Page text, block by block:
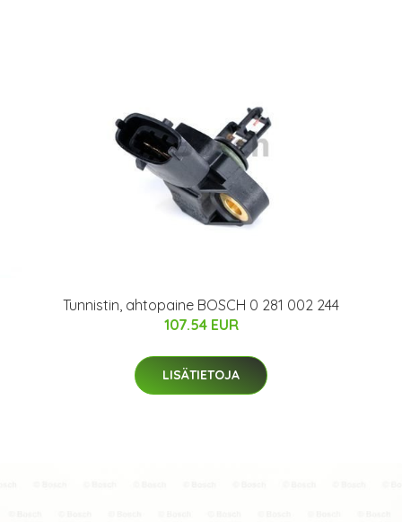
Tunnistin, ahtopaine BOSCH 0 281 002 244
107.54 EUR
LISÄTIETOJA